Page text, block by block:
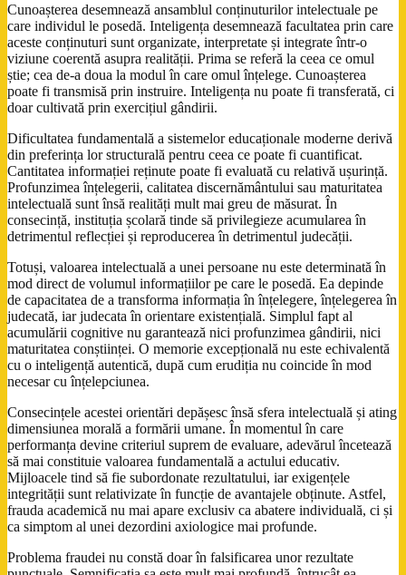
Cunoașterea desemnează ansamblul conținuturilor intelectuale pe
care individul le posedă. Inteligența desemnează facultatea prin care
aceste conținuturi sunt organizate, interpretate și integrate într-o
viziune coerentă asupra realității. Prima se referă la ceea ce omul
știe; cea de-a doua la modul în care omul înțelege. Cunoașterea
poate fi transmisă prin instruire. Inteligența nu poate fi transferată, ci
doar cultivată prin exercițiul gândirii.
Dificultatea fundamentală a sistemelor educaționale moderne derivă
din preferința lor structurală pentru ceea ce poate fi cuantificat.
Cantitatea informației reținute poate fi evaluată cu relativă ușurință.
Profunzimea înțelegerii, calitatea discernământului sau maturitatea
intelectuală sunt însă realități mult mai greu de măsurat. În
consecință, instituția școlară tinde să privilegieze acumularea în
detrimentul reflecției și reproducerea în detrimentul judecății.
Totuși, valoarea intelectuală a unei persoane nu este determinată în
mod direct de volumul informațiilor pe care le posedă. Ea depinde
de capacitatea de a transforma informația în înțelegere, înțelegerea în
judecată, iar judecata în orientare existențială. Simplul fapt al
acumulării cognitive nu garantează nici profunzimea gândirii, nici
maturitatea conștiinței. O memorie excepțională nu este echivalentă
cu o inteligență autentică, după cum erudiția nu coincide în mod
necesar cu înțelepciunea.
Consecințele acestei orientări depășesc însă sfera intelectuală și ating
dimensiunea morală a formării umane. În momentul în care
performanța devine criteriul suprem de evaluare, adevărul încetează
să mai constituie valoarea fundamentală a actului educativ.
Mijloacele tind să fie subordonate rezultatului, iar exigențele
integrității sunt relativizate în funcție de avantajele obținute. Astfel,
frauda academică nu mai apare exclusiv ca abatere individuală, ci și
ca simptom al unei dezordini axiologice mai profunde.
Problema fraudei nu constă doar în falsificarea unor rezultate